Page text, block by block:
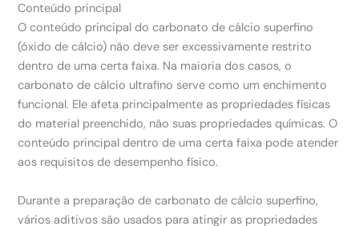
Conteúdo principal
O conteúdo principal do carbonato de cálcio superfino
(óxido de cálcio) não deve ser excessivamente restrito
dentro de uma certa faixa. Na maioria dos casos, o
carbonato de cálcio ultrafino serve como um enchimento
funcional. Ele afeta principalmente as propriedades físicas
do material preenchido, não suas propriedades químicas. O
conteúdo principal dentro de uma certa faixa pode atender
aos requisitos de desempenho físico.
Durante a preparação de carbonato de cálcio superfino,
vários aditivos são usados para atingir as propriedades